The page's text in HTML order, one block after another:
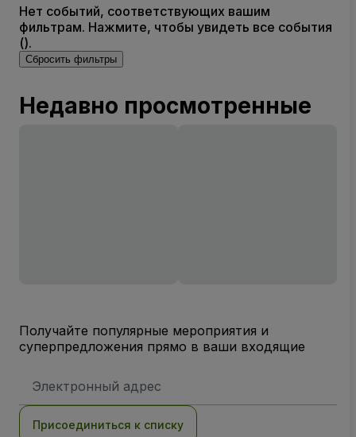
Нет событий, соответствующих вашим
фильтрам. Нажмите, чтобы увидеть все события
().
Сбросить фильтры
Недавно просмотренные
Получайте популярные мероприятия и
суперпредложения прямо в ваши входящие
электронной
Присоединиться к списку